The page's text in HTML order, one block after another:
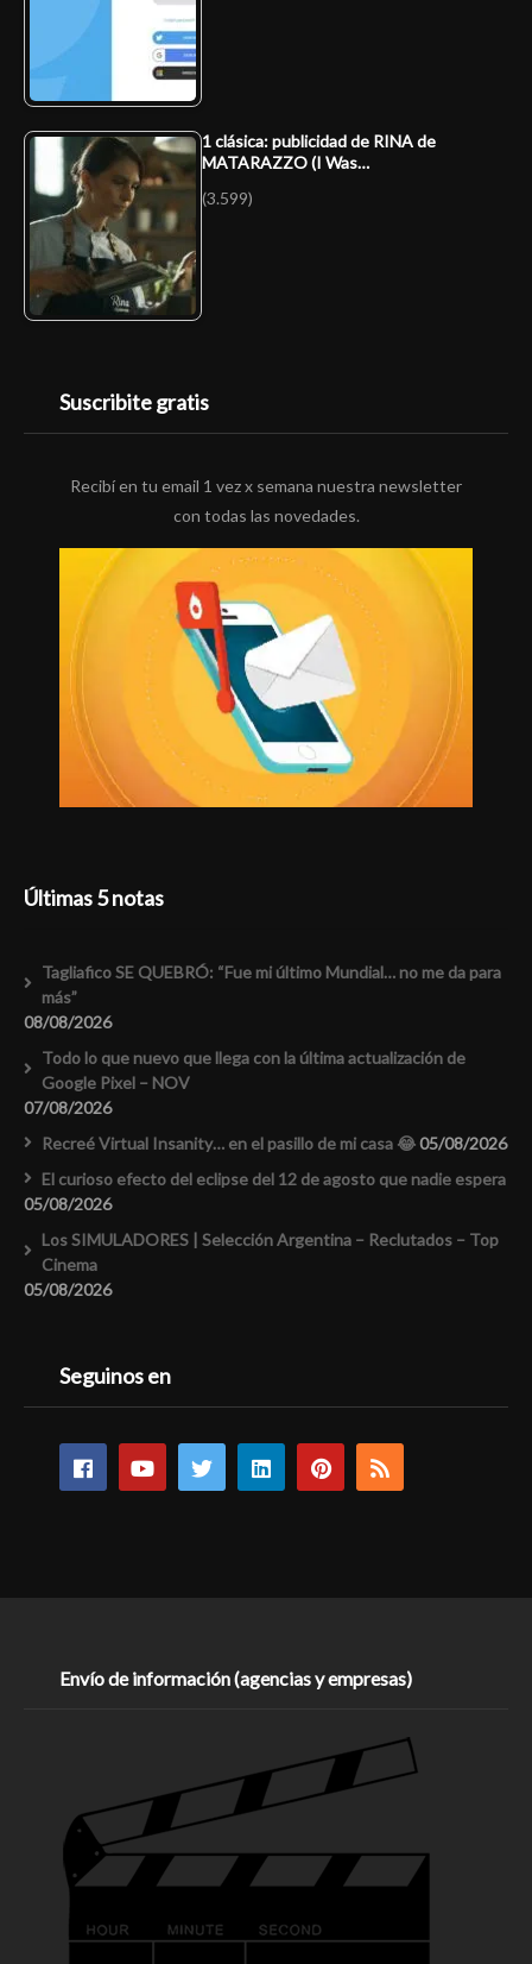
1 clásica: publicidad de RINA de
MATARAZZO (I Was…
(3.599)
Suscribite gratis
Recibí en tu email 1 vez x semana nuestra newsletter
con todas las novedades.
Últimas 5 notas
Tagliafico SE QUEBRÓ: “Fue mi último Mundial… no me da para
más”
08/08/2026
Todo lo que nuevo que llega con la última actualización de
Google Pixel – NOV
07/08/2026
Recreé Virtual Insanity… en el pasillo de mi casa 😂05/08/2026
El curioso efecto del eclipse del 12 de agosto que nadie espera
05/08/2026
Los SIMULADORES | Selección Argentina – Reclutados – Top
Cinema
05/08/2026
Seguinos en
Envío de información (agencias y empresas)